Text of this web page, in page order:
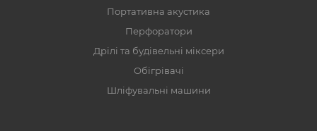
Портативна акустика
Перфоратори
Дрілі та будівельні міксери
Обігрівачі
Шліфувальні машини